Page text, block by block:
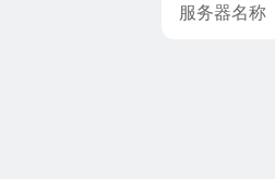
服务器名称